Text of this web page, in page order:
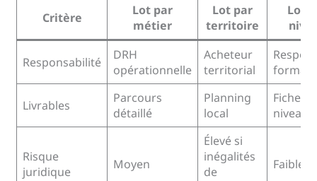
Critère
Lot par
métier
Lot par
territoire
Lot
Responsabilité
DRH
opérationnelle
Acheteur
territorial
Livrables
Parcours
détaillé
Planning
local
Fiches
niveaux
Risque
juridique
Moyen
Élevé si
inégalités
de
Faible